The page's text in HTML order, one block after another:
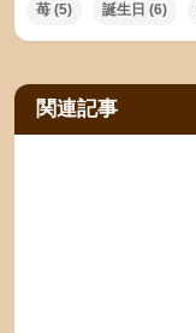
苺 (5) 誕生日 (6)
関連記事